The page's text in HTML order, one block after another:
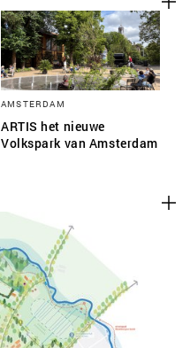
AMSTERDAM
ARTIS het nieuwe
Volkspark van Amsterdam